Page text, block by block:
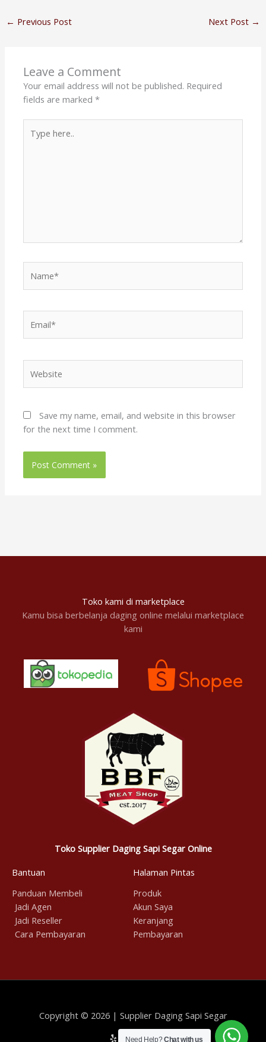
← Previous Post Next Post →
Leave a Comment
Your email address will not be published. Required
fields are marked*
here..
Save my name, email, and website in this browser
for the next time I comment.
Toko kami di marketplace
Kamu bisa berbelanja daging online melalui marketplace
kami
Toko Supplier Daging Sapi Segar Online
Bantuan
Panduan Membeli
Jadi Agen
Jadi Reseller
Cara Pembayaran
Halaman Pintas
Produk
Akun Saya
Keranjang
Pembayaran
Copyright © 2026 | Supplier Daging Sapi Segar
Need Help?Chat with us